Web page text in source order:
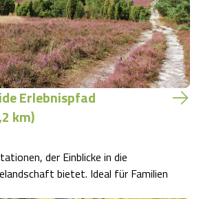
Erlebnispfad
km)
der Einblicke in die
bietet. Ideal für Familien